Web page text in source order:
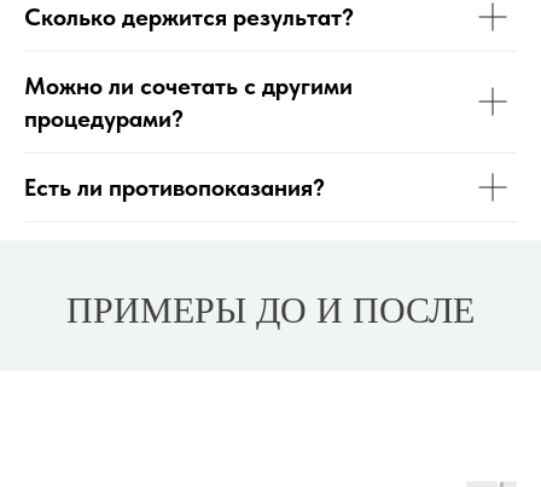
Сколько держится результат?
Можно ли сочетать с другими
процедурами?
Есть ли противопоказания?
ПРИМЕРЫ ДО И ПОСЛЕ